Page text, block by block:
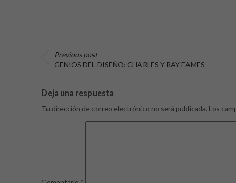
Previous post
GENIOS DEL DISEÑO: CHARLES Y RAY EAMES
Deja una respuesta
Tu dirección de correo electrónico no será publicada. Los